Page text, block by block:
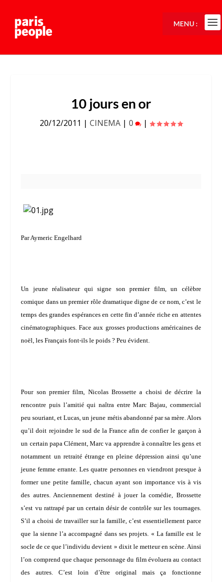
10 jours en or
20/12/2011 | CINEMA | 0 |
Par Aymeric Engelhard
Un jeune réalisateur qui signe son premier film, un célèbre
comique dans un premier rôle dramatique digne de ce nom, c’est le
temps des grandes espérances en cette fin d’année riche en attentes
cinématographiques. Face aux grosses productions américaines de
noël, les Français font-ils le poids ? Peu évident.
Pour son premier film, Nicolas Brossette a choisi de décrire la
rencontre puis l’amitié qui naîtra entre Marc Bajau, commercial
peu souriant, et Lucas, un jeune métis abandonné par sa mère. Alors
qu’il doit rejoindre le sud de la France afin de confier le garçon à
un certain papa Clément, Marc va apprendre à connaître les gens et
notamment un retraité étrange en pleine dépression ainsi qu’une
jeune femme errante. Les quatre personnes en viendront presque à
former une petite famille, chacun ayant son importance vis à vis
des autres. Anciennement destiné à jouer la comédie, Brossette
s’est vu rattrapé par un certain désir de contrôle sur les tournages.
S’il a choisi de travailler sur la famille, c’est essentiellement parce
que la sienne l’a accompagné dans ses projets. « La famille est le
socle de ce que l’individu devient » dixit le metteur en scène. Ainsi
l’on comprend que chaque personnage du film évoluera au contact
des autres. C’est loin d’être original mais ça fonctionne
MENU :